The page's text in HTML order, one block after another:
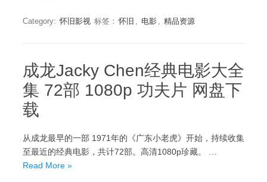
Category: 怀旧影视 标签： 怀旧 , 电影 , 精品资源
成龙Jacky Chen经典电影大全
集 72部 1080p 功夫片 网盘下
载
从成龙最早的一部 1971年的《广东小老虎》开始，持续收集
至最近的经典电影，共计72部。高清1080p珍藏。 …
Read More »